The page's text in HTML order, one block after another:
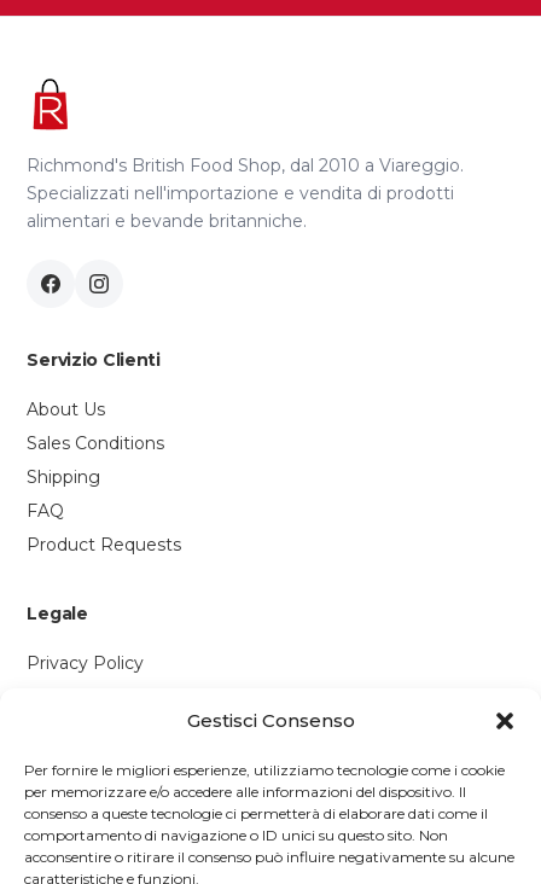
Gestisci Consenso
Per fornire le migliori esperienze, utilizziamo tecnologie come i cookie
per memorizzare e/o accedere alle informazioni del dispositivo. Il
consenso a queste tecnologie ci permetterà di elaborare dati come il
comportamento di navigazione o ID unici su questo sito. Non
acconsentire o ritirare il consenso può influire negativamente su alcune
caratteristiche e funzioni.
Richmond's British Food Shop, dal 2010 a Viareggio.
Specializzati nell'importazione e vendita di prodotti
alimentari e bevande britanniche.
Servizio Clienti
About Us
Sales Conditions
Shipping
FAQ
Product Requests
Legale
Privacy Policy
Contattaci
Via P. Savi, 328
55049 Viareggio (LU)
+39 0584 1660477